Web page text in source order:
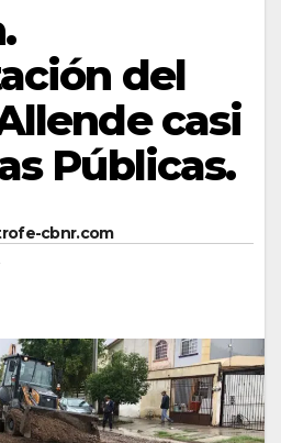
del
casi
Públicas.
cbnr.com